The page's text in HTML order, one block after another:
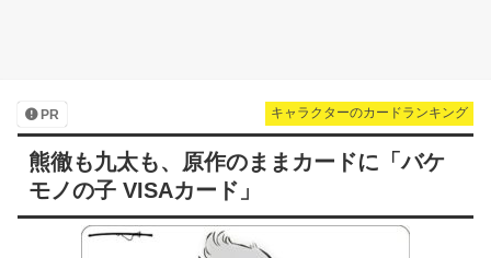
キャラクターのカードランキング
PR
熊徹も九太も、原作のままカードに「バケ
モノの子 VISAカード」